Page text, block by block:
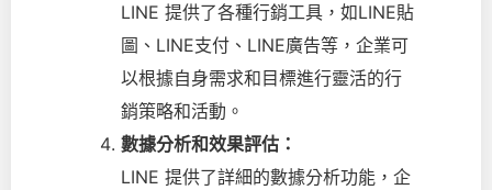
LINE 提供了各種行銷工具，如LINE貼
圖、LINE支付、LINE廣告等，企業可
以根據自身需求和目標進行靈活的行
銷策略和活動。
數據分析和效果評估：
LINE 提供了詳細的數據分析功能，企